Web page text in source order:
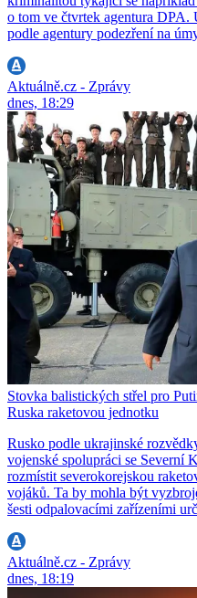
o tom ve čtvrtek agentura DPA.
podle agentury podezření na
Aktuálně.cz - Zprávy
dnes, 18:29
Stovka balistických střel pro
Ruska raketovou jednotku
Rusko podle ukrajinské
vojenské spolupráci se Severní
rozmístit severokorejskou
vojáků. Ta by mohla být
šesti odpalovacími zařízeními
Aktuálně.cz - Zprávy
dnes, 18:19